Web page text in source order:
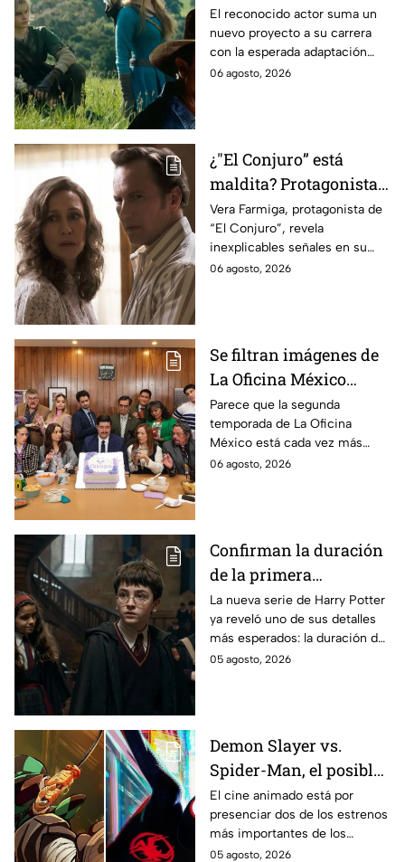
antes de morir: esto es
lo que se sabe hasta
ahora
El reconocido actor suma un
nuevo proyecto a su carrera
con la esperada adaptación
cinematográfica del popular
06 agosto, 2026
¿"El Conjuro” está
maldita? Protagonista
revela INQUIETANTES
señales en su cuerpo
durante la grabación de
la película
Vera Farmiga, protagonista de
“El Conjuro”, revela
inexplicables señales en su
cuerpo durante el rodaje de la
06 agosto, 2026
Se filtran imágenes de
La Oficina México
temporada 2 y un
detalle desata teorías
entre los fans
Parece que la segunda
temporada de La Oficina
México está cada vez más
cerca, pues el elenco ya se
06 agosto, 2026
Confirman la duración
de la primera
temporada de Harry
Potter y emocionará a
los fans de los libros
La nueva serie de Harry Potter
ya reveló uno de sus detalles
más esperados: la duración de
la primera temporada basada
05 agosto, 2026
Demon Slayer vs.
Spider-Man, el posible
gran enfrentamiento
en taquilla del 2027
El cine animado está por
presenciar dos de los estrenos
más importantes de los
últimos años.
05 agosto, 2026